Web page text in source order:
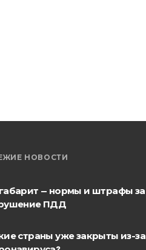
НОВОСТИ
— нормы и штрафы за
ПДД
страны уже закрыты из-за